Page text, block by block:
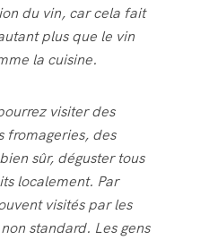
du vin, car cela fait
plus que le vin
la cuisine.
visiter des
fromageries, des
sûr, déguster tous
localement. Par
visités par les
standard. Les gens